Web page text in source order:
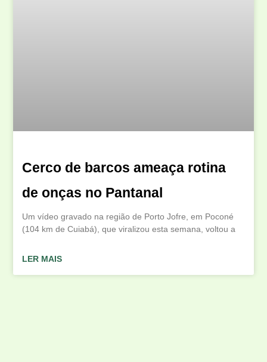
Cerco de barcos ameaça rotina
de onças no Pantanal
Um vídeo gravado na região de Porto Jofre, em Poconé
(104 km de Cuiabá), que viralizou esta semana, voltou a
LER MAIS